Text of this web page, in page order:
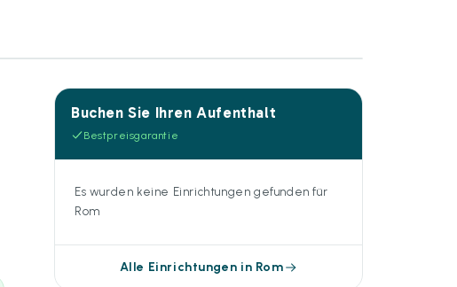
Buchen Sie Ihren Aufenthalt
Bestpreisgarantie
Es wurden keine Einrichtungen gefunden für
Rom
Alle Einrichtungen in Rom